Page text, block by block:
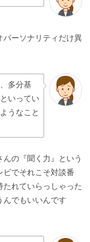
ーソナリティだけ異
多分基
いってい
うなこと
の『聞く力』という
ビでそれこそ対談番
れていらっしゃった
んでもいいんです